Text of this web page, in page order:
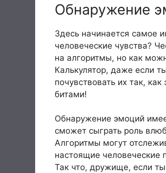
Обнаружение
Здесь начинается самое
человеческие чувства?
на алгоритмы, но как
Калькулятор, даже если
почувствовать их так, как
битами!
Обнаружение эмоций
сможет сыграть роль
Алгоритмы могут
настоящие человеческие
Так что, дружище, если ты